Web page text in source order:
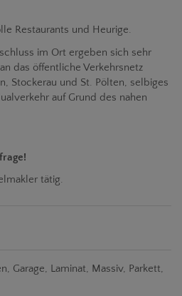
Restaurants und Heurige.
im Ort ergeben sich sehr
das öffentliche Verkehrsnetz
Stockerau und St. Pölten, selbiges
auf Grund des nahen
tätig.
Garage Laminat Massiv Parkett